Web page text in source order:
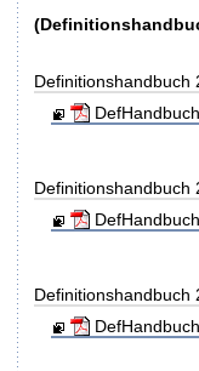
Definitionshandbuch
Definitionshandbuch
Definitionshandbuch